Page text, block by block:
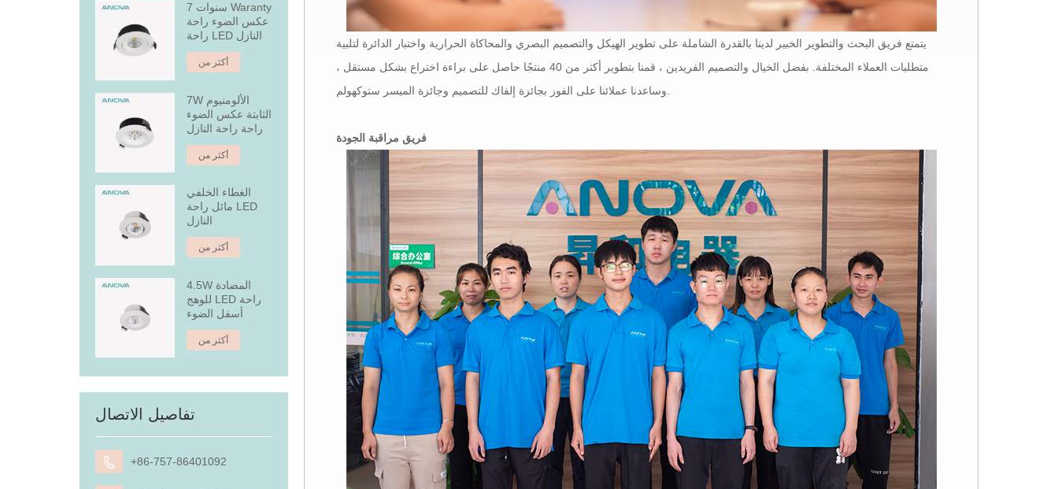
7 سنوات Waranty
عكس الضوء راحة
راحة LED النازل
أكثر من
7W الألومنيوم
الثابتة عكس الضوء
راحة راحة النازل
أكثر من
الغطاء الخلفي
مائل راحة LED
النازل
أكثر من
4.5W المضادة
للوهج LED راحة
أسفل الضوء
أكثر من
تفاصيل الاتصال
 +86-757-86401092
يتمتع فريق البحث والتطوير الخبير لدينا بالقدرة الشاملة على تطوير الهيكل والتصميم البصري والمحاكاة الحرارية واختبار الدائرة لتلبية
متطلبات العملاء المختلفة. بفضل الخيال والتصميم الفريدين ، قمنا بتطوير أكثر من 40 منتجًا حاصل على براءة اختراع بشكل مستقل ،
وساعدنا عملائنا على الفوز بجائزة إلفاك للتصميم وجائزة الميسر ستوكهولم.
فريق مراقبة الجودة